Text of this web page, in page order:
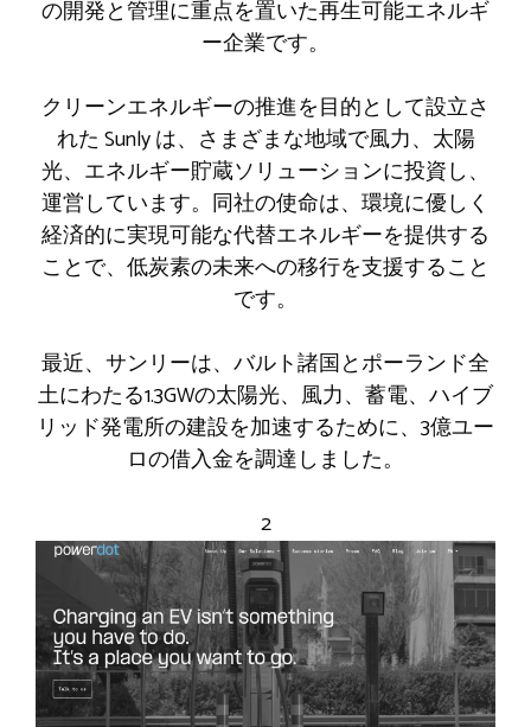
の開発と管理に重点を置いた再生可能エネルギ
ー企業です。
クリーンエネルギーの推進を目的として設立さ
れた Sunly は、さまざまな地域で風力、太陽
光、エネルギー貯蔵ソリューションに投資し、
運営しています。同社の使命は、環境に優しく
経済的に実現可能な代替エネルギーを提供する
ことで、低炭素の未来への移行を支援すること
です。
最近、サンリーは、バルト諸国とポーランド全
土にわたる1.3GWの太陽光、風力、蓄電、ハイブ
リッド発電所の建設を加速するために、3億ユー
ロの借入金を調達しました。
2